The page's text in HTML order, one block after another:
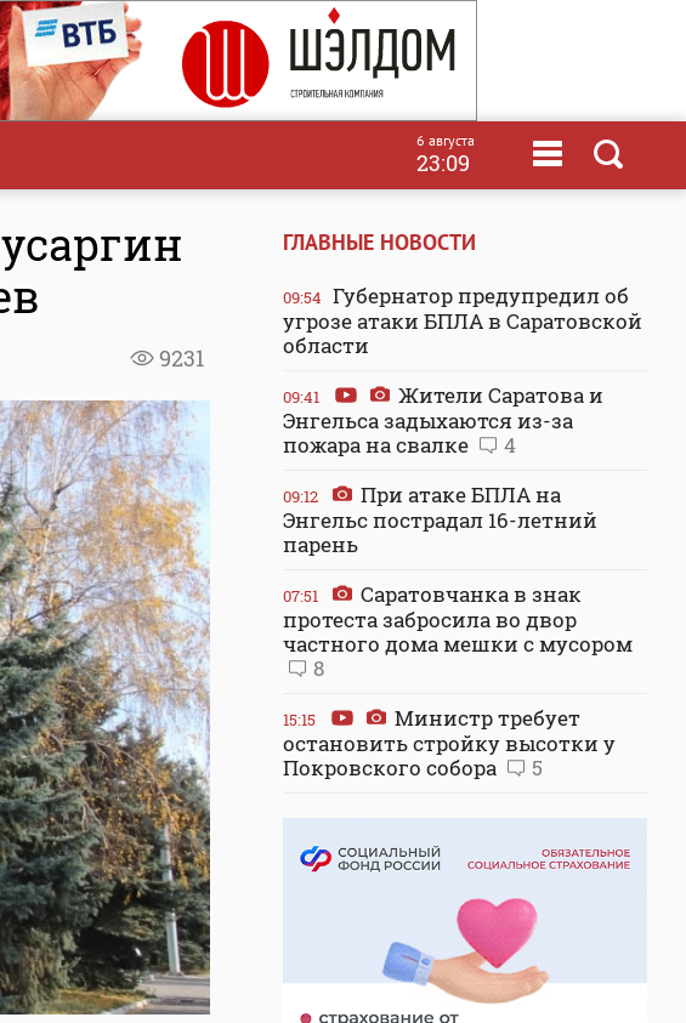
6 августа
23:09
9231
ГЛАВНЫЕ НОВОСТИ
09:54 Губернатор предупредил об
угрозе атаки БПЛА в Саратовской
области
09:41
Жители Саратова и
Энгельса задыхаются из-за
пожара на свалке
4
09:12
При атаке БПЛА на
Энгельс пострадал 16-летний
парень
07:51
Саратовчанка в знак
протеста забросила во двор
частного дома мешки с мусором
8
15:15
Министр требует
остановить стройку высотки у
Покровского собора
5